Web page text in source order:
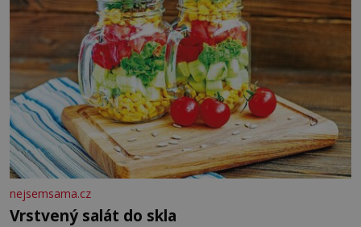
nejsemsama.cz
Vrstvený salát do skla